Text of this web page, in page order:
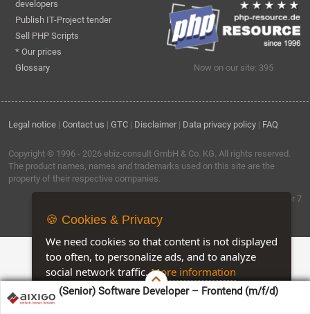
(Senior) Software Developer – Frontend (m/f/d)
developers
Publish IT-Project tender
Sell PHP Scripts
* Our prices
Glossary
Now on our site: 395
Legal notice | Contact us | GTC | Disclaimer| Data privacy policy | FAQ
Copyright © 1996 - 2026 ebiz-consult GmbH & Co. KG. All rights reserved.
The product names, names and trademarks used on this site are the
property of their respective companies.
Software by ebiz-trader 7
🍪 Cookies & Privacy
We need cookies so that content is not displayed
too often, to personalize ads, and to analyze
social network traffic.More information
Accept Customise Cookies